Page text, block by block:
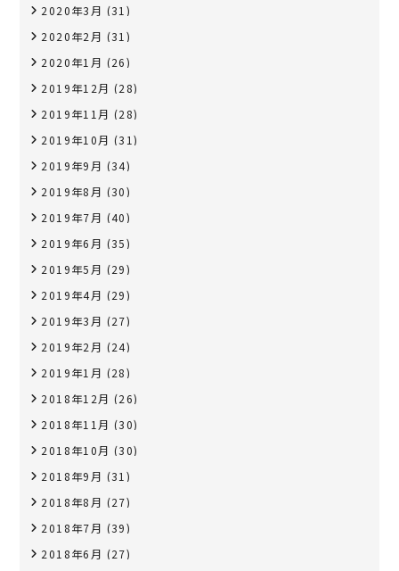
2020年3月 (31)
2020年2月 (31)
2020年1月 (26)
2019年12月 (28)
2019年11月 (28)
2019年10月 (31)
2019年9月 (34)
2019年8月 (30)
2019年7月 (40)
2019年6月 (35)
2019年5月 (29)
2019年4月 (29)
2019年3月 (27)
2019年2月 (24)
2019年1月 (28)
2018年12月 (26)
2018年11月 (30)
2018年10月 (30)
2018年9月 (31)
2018年8月 (27)
2018年7月 (39)
2018年6月 (27)